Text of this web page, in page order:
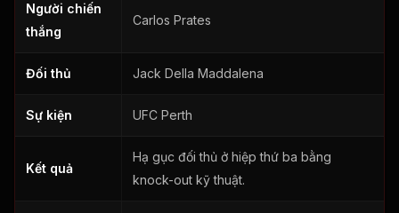
Người chiến
thắng
Carlos Prates
Đối thủ Jack Della Maddalena
Sự kiện UFC Perth
Kết quả
Hạ gục đối thủ ở hiệp thứ ba bằng
knock-out kỹ thuật.